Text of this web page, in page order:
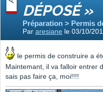
DÉPOSÉ »
Préparation > Permis
Par aresiane le 03/10/
le permis de construire a
Maintemant, il va falloir entrer
sais pas faire ça, moi!!!!